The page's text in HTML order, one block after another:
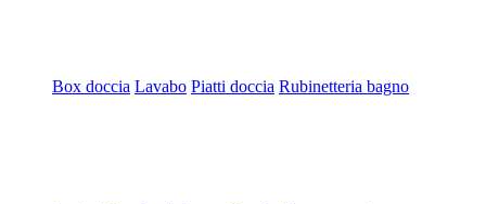
Box doccia Lavabo Piatti doccia Rubinetteria bagno